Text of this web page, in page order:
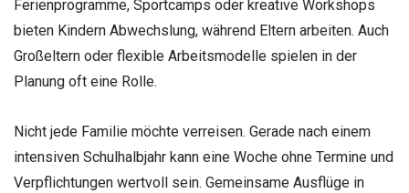
Ferienprogramme, Sportcamps oder kreative Workshops
bieten Kindern Abwechslung, während Eltern arbeiten. Auch
Großeltern oder flexible Arbeitsmodelle spielen in der
Planung oft eine Rolle.
Nicht jede Familie möchte verreisen. Gerade nach einem
intensiven Schulhalbjahr kann eine Woche ohne Termine und
Verpflichtungen wertvoll sein. Gemeinsame Ausflüge in